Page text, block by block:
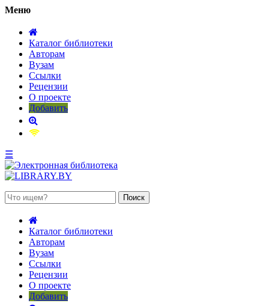
Меню
Каталог библиотеки
Авторам
Вузам
Ссылки
Рецензии
О проекте
Добавить
☰
Каталог библиотеки
Авторам
Вузам
Ссылки
Рецензии
О проекте
Добавить